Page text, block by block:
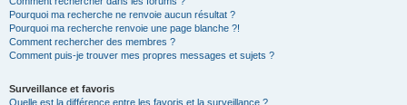
Pourquoi ma recherche ne renvoie aucun résultat ?
Pourquoi ma recherche renvoie une page blanche ?!
Comment rechercher des membres ?
Comment puis-je trouver mes propres messages et sujets ?
Surveillance et favoris
Quelle est la différence entre les favoris et la surveillance ?